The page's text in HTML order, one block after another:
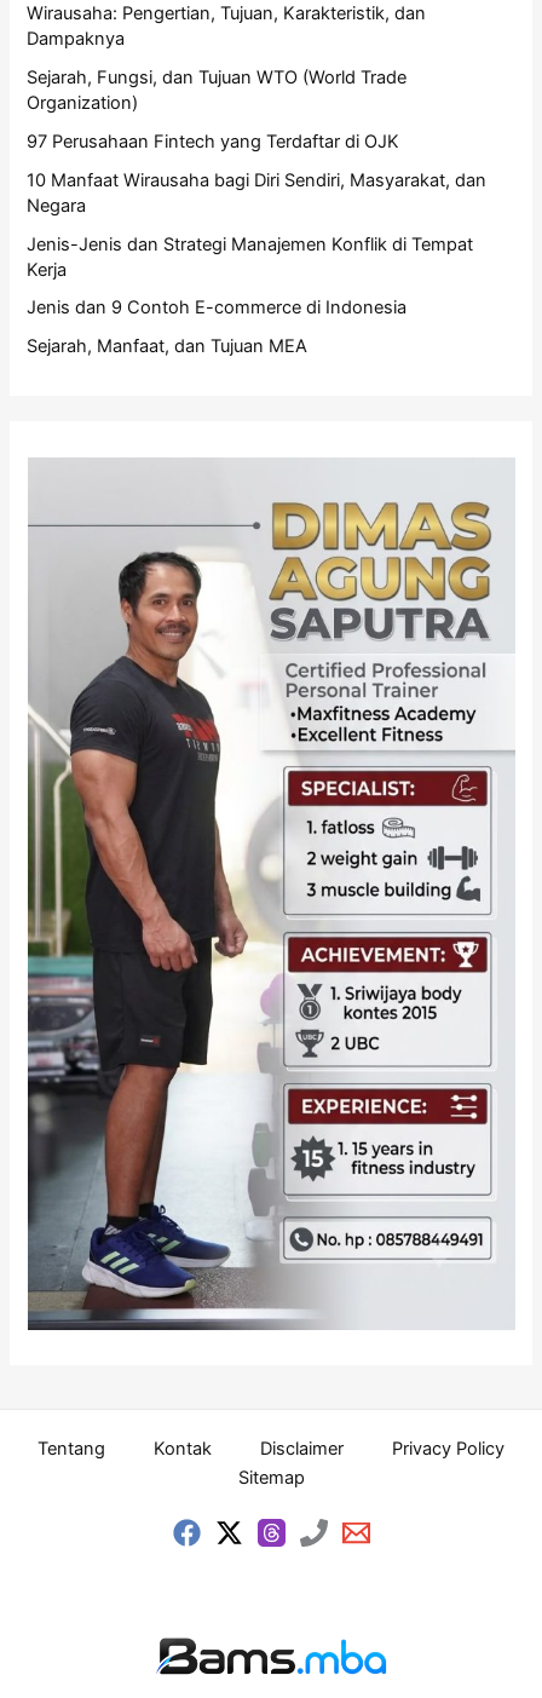
Wirausaha: Pengertian, Tujuan, Karakteristik, dan
Dampaknya
Sejarah, Fungsi, dan Tujuan WTO (World Trade
Organization)
97 Perusahaan Fintech yang Terdaftar di OJK
10 Manfaat Wirausaha bagi Diri Sendiri, Masyarakat, dan
Negara
Jenis-Jenis dan Strategi Manajemen Konflik di Tempat
Kerja
Jenis dan 9 Contoh E-commerce di Indonesia
Sejarah, Manfaat, dan Tujuan MEA
Tentang Kontak Disclaimer
Privacy Policy
Sitemap